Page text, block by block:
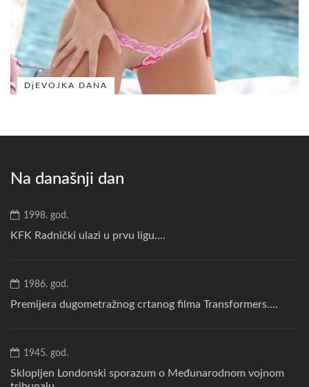
DjEVOJKA DANA
Na današnji dan
1998. god.
KFK Radnički ulazi u prvu ligu....
1986. god.
Premijera dugometražnog crtanog filma Transformers....
1945. god.
Sklopljen Londonski sporazum o Međunarodnom vojnom